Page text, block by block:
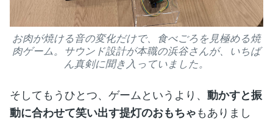
お肉が焼ける音の変化だけで、食べごろを見極める焼
肉ゲーム。サウンド設計が本職の浜谷さんが、いちば
ん真剣に聞き入っていました。
そしてもうひとつ、ゲームというより、 動かすと振
動に合わせて笑い出す提灯のおもちゃもありまし